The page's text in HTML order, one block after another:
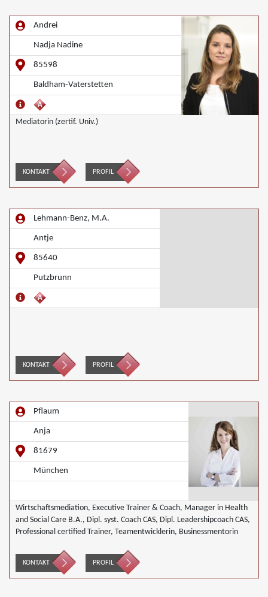
Andrei
Nadja Nadine
85598
Baldham-Vaterstetten
Mediatorin (zertif. Univ.)
KONTAKT PROFIL
Lehmann-Benz, M.A.
Antje
85640
Putzbrunn
KONTAKT PROFIL
Pflaum
Anja
81679
München
Wirtschaftsmediation, Executive Trainer & Coach, Manager in Health
and Social Care B.A., Dipl. syst. Coach CAS, Dipl. Leadershipcoach CAS,
Professional certified Trainer, Teamentwicklerin, Businessmentorin
KONTAKT PROFIL